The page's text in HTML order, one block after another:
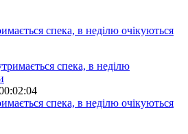
спека, в неділю очікуються
спека, в неділю очікуються